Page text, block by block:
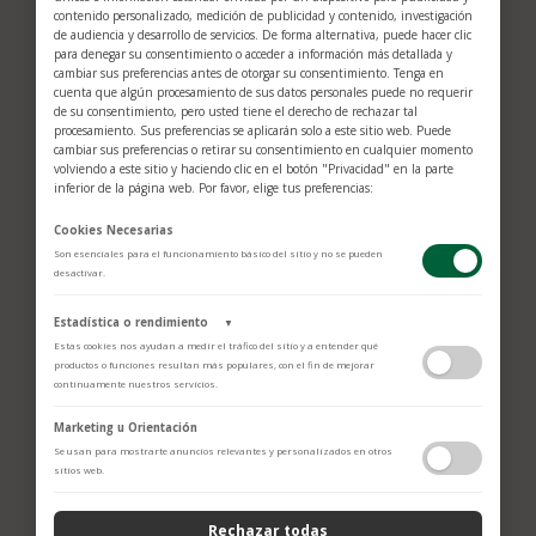
Caja Oyster, símbolo de
hermeticidad
Ejemplo de solidez y elegancia, la caja
Oyster del Datejust 31, de 31 mm de
diámetro, garantiza una hermeticidad de
hasta 100 metros de profundidad. La
carrura de la modalidad presentada se
trabaja a partir de un bloque macizo de
acero amarillo de 18 quilates. La corona
contenido personalizado, medición de publicidad y contenido, investigación
de audiencia y desarrollo de servicios. De forma alternativa, puede hacer clic
para denegar su consentimiento o acceder a información más detallada y
cambiar sus preferencias antes de otorgar su consentimiento. Tenga en
cuenta que algún procesamiento de sus datos personales puede no requerir
de su consentimiento, pero usted tiene el derecho de rechazar tal
procesamiento. Sus preferencias se aplicarán solo a este sitio web. Puede
cambiar sus preferencias o retirar su consentimiento en cualquier momento
volviendo a este sitio y haciendo clic en el botón "Privacidad" en la parte
inferior de la página web. Por favor, elige tus preferencias:
Cookies Necesarias
Son esenciales para el funcionamiento básico del sitio y no se pueden
desactivar.
Estadística o rendimiento
▼
Estas cookies nos ayudan a medir el tráfico del sitio y a entender qué
productos o funciones resultan más populares, con el fin de mejorar
continuamente nuestros servicios.
Adobe Analytics
Utilizamos Adobe Analytics para recopilar datos de uso anónimos, lo que
nos permite analizar el rendimiento de nuestro contenido y las
Marketing u Orientación
Se usan para mostrarte anuncios relevantes y personalizados en otros
sitios web.
Rechazar todas